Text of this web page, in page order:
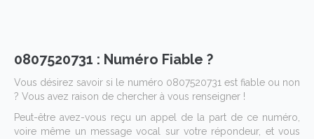
0807520731 : Numéro Fiable ?
Vous désirez savoir si le numéro 0807520731 est fiable ou non
? Vous avez raison de chercher à vous renseigner !
Peut-être avez-vous reçu un appel de la part de ce numéro,
voire même un message vocal sur votre répondeur, et vous